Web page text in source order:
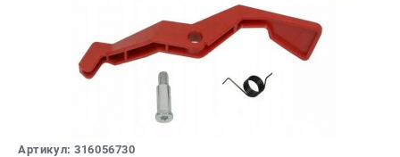
Артикул: 316056730